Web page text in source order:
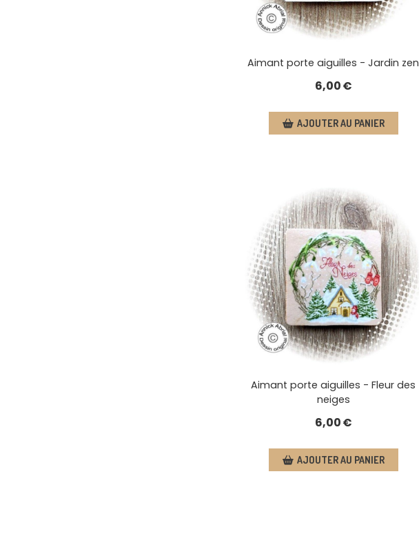
Aimant porte aiguilles - Jardin zen
6,00€
AJOUTER AU PANIER
Aimant porte aiguilles - Fleur des
neiges
6,00€
AJOUTER AU PANIER